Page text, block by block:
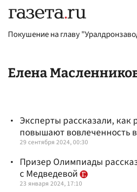
Покушение на главу
Елена
Эксперты рассказали, как
повышают вовлеченность
29 сентября 2024, 00:30
Призер Олимпиады
с Медведевой
23 января 2024, 17:10